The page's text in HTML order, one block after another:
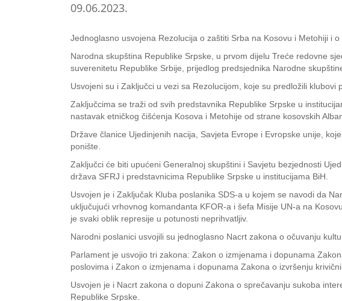
09.06.2023.
Jednoglasno usvojena Rezolucija o zaštiti Srba na Kosovu i Metohiji i
Narodna skupština Republike Srpske, u prvom dijelu Treće redovne
suverenitetu Republike Srbije, prijedlog predsjednika Narodne
Usvojeni su i Zaključci u vezi sa Rezolucijom, koje su predložili
Zaključcima se traži od svih predstavnika Republike Srpske u
nastavak etničkog čišćenja Kosova i Metohije od strane kosovskih
Države članice Ujedinjenih nacija, Savjeta Evrope i Evropske unije,
ponište.
Zaključci će biti upućeni Generalnoj skupštini i Savjetu bezjednosti
država SFRJ i predstavnicima Republike Srpske u institucijama BiH.
Usvojen je i Zaključak Kluba poslanika SDS-a u kojem se navodi da
uključujući vrhovnog komandanta KFOR-a i šefa Misije UN-a na
je svaki oblik represije u potunosti neprihvatljiv.
Narodni poslanici usvojili su jednoglasno Nacrt zakona o očuvanju
Parlament je usvojio tri zakona: Zakon o izmjenama i dopunama
poslovima i Zakon o izmjenama i dopunama Zakona o izvršenju
Usvojen je i Nacrt zakona o dopuni Zakona o sprečavanju sukoba
Republike Srpske.